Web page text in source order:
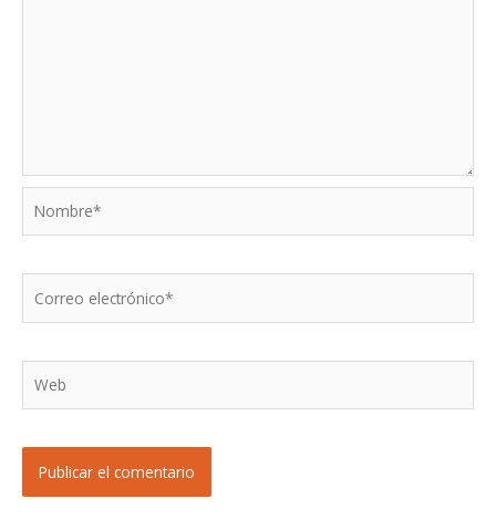
electrónico*